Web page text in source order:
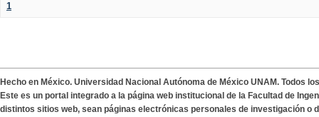
1
Hecho en México. Universidad Nacional Autónoma de México UNAM. Todos
Este es un portal integrado a la página web institucional de la Facultad de
distintos sitios web, sean páginas electrónicas personales de investigación o